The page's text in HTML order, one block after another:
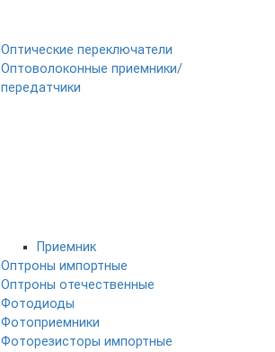
Оптические переключатели
Оптоволоконные приемники/
передатчики
Приемник
Оптроны импортные
Оптроны отечественные
Фотодиоды
Фотоприемники
Фоторезисторы импортные